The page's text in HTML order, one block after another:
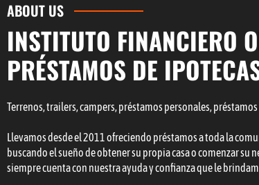
ABOUT US
INSTITUTO FINANCIERO
PRÉSTAMOS DE
Terrenos, trailers, campers, préstamos personales,
Llevamos desde el 2011 ofreciendo préstamos a toda la
buscando el sueño de obtener su propia casa o comenzar su
siempre cuenta con nuestra ayuda y confianza que le